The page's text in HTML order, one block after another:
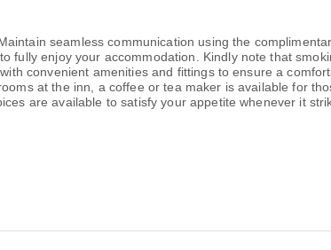
seamless communication using the
fully enjoy your accommodation. Kindly note that
convenient amenities and fittings to ensure a
at the inn, a coffee or tea maker is available for
are available to satisfy your appetite whenever it